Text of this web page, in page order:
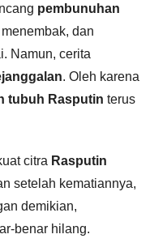
pembunuhan
dan
Namun, cerita
. Oleh karena
tubuh Rasputin terus
citra Rasputin
setelah kematiannya,
demikian,
benar hilang.